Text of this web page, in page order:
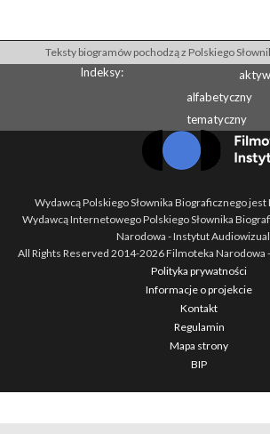
Teksty biogramów pochodzą z Polskiego
Indeksy:
alfabetyczny
tematyczny
Wydawcą Polskiego Słownika Biograficznego
Wydawcą Internetowego Polskiego Słownika
Narodowa - Instytut
All Rights Reserved 2014-2026Filmoteka Narodowa
Polityka prywatności
Informacje o projekcie
Kontakt
Regulamin
Mapa strony
BIP